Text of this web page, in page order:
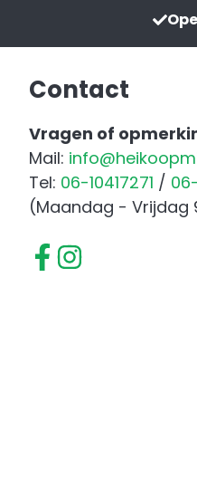
Silver
aantal
Contact
Vragen of
Mail:
Tel: 06-10417271 /
(Maandag - Vrijdag